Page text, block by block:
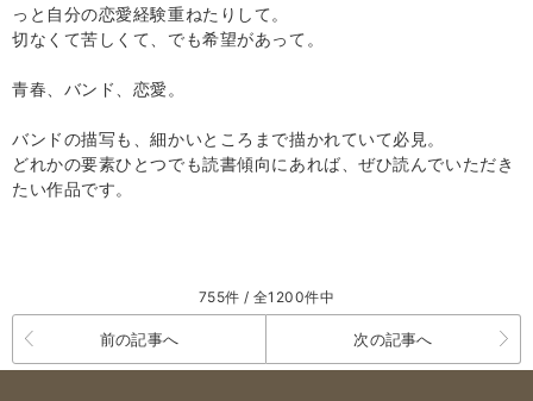
っと自分の恋愛経験重ねたりして。
切なくて苦しくて、でも希望があって。
青春、バンド、恋愛。
バンドの描写も、細かいところまで描かれていて必見。
どれかの要素ひとつでも読書傾向にあれば、ぜひ読んでいただき
たい作品です。
755件 / 全1200件中
前の記事へ 次の記事へ